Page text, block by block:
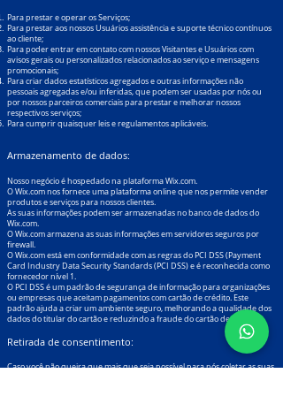
Para prestar e operar os Serviços;
Para prestar aos nossos Usuários assistência e suporte técnico contínuos
ao cliente;
Para poder entrar em contato com nossos Visitantes e Usuários com
avisos gerais ou personalizados relacionados ao serviço e mensagens
promocionais;
Para criar dados estatísticos agregados e outras informações não
pessoais agregadas e/ou inferidas, que podem ser usadas por nós ou
por nossos parceiros comerciais para prestar e melhorar nossos
respectivos serviços;
Para cumprir quaisquer leis e regulamentos aplicáveis.
Armazenamento de dados:
Nosso negócio é hospedado na plataforma Wix.com.
O Wix.com nos fornece uma plataforma online que nos permite vender
produtos e serviços para nossos clientes.
As suas informações podem ser armazenadas no banco de dados do
Wix.com.
O Wix.com armazena as suas informações em servidores seguros por
firewall.
O Wix.com está em conformidade com as regras do PCI DSS (Payment
Card Industry Data Security Standards (PCI DSS) e é reconhecida como
fornecedor nível 1.
O PCI DSS é um padrão de segurança de informação para organizações
ou empresas que aceitam pagamentos com cartão de crédito. Este
padrão ajuda a criar um ambiente seguro, melhorando a qualidade dos
dados do titular do cartão e reduzindo a fraude do cartão de crédito.
Retirada de consentimento:
Caso você não queira que mais que seja possível para nós coletar as suas